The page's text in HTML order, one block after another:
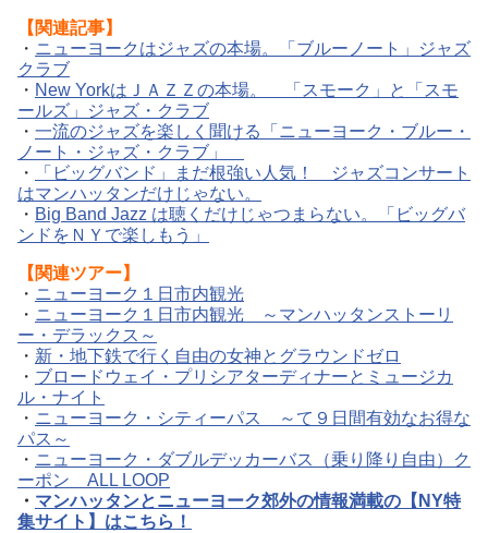
【関連記事】
・ ニューヨークはジャズの本場。「ブルーノート」ジャズ
クラブ
・ New YorkはＪＡＺＺの本場。 「スモーク」と「スモ
ールズ」ジャズ・クラブ
・ 一流のジャズを楽しく聞ける「ニューヨーク・ブルー・
ノート・ジャズ・クラブ」
・
「ビッグバンド」まだ根強い人気！ ジャズコンサート
はマンハッタンだけじゃない。
・ Big Band Jazz は聴くだけじゃつまらない。「ビッグバ
ンドをＮＹで楽しもう」
【 関連ツアー】
・ ニューヨーク１日市内観光
・ ニューヨーク１日市内観光 ～マンハッタンストーリ
ー・デラックス～
・ 新・地下鉄で行く自由の女神とグラウンドゼロ
・ ブロードウェイ・プリシアターディナーとミュージカ
ル・ナイト
・ ニューヨーク・シティーパス ～て９日間有効なお得な
パス～
・ ニューヨーク・ダブルデッカーバス（乗り降り自由）ク
ーポン ALL LOOP
・ マンハッタンとニューヨーク郊外の情報満載の【NY特
集サイト】はこちら！